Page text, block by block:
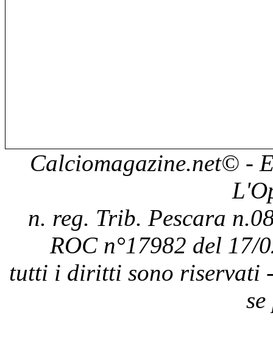
Calciomagazine.net© -
n. reg. Trib. Pescara
ROC n°17982 del 17/
tutti i diritti sono riservati